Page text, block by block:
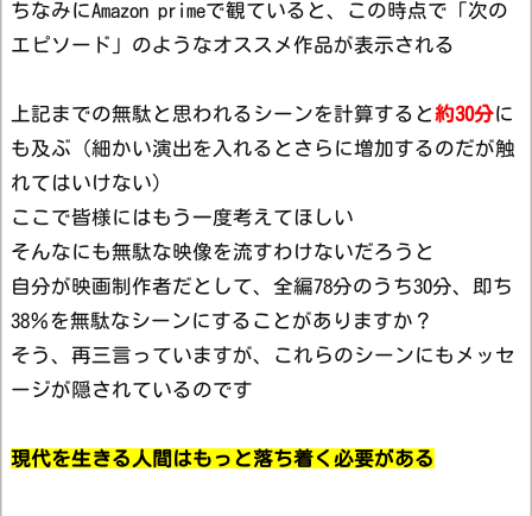
ちなみにAmazon primeで観ていると、この時点で「次の
エピソード」のようなオススメ作品が表示される
上記までの無駄と思われるシーンを計算すると約30分に
も及ぶ（細かい演出を入れるとさらに増加するのだが触
れてはいけない）
ここで皆様にはもう一度考えてほしい
そんなにも無駄な映像を流すわけないだろうと
自分が映画制作者だとして、全編78分のうち30分、即ち
38％を無駄なシーンにすることがありますか？
そう、再三言っていますが、これらのシーンにもメッセ
ージが隠されているのです
現代を生きる人間はもっと落ち着く必要がある